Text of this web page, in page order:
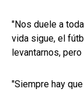
"Nos duele a
vida sigue, el
levantarnos,
"Siempre hay